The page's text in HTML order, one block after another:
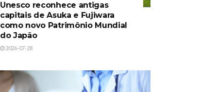
Unesco reconhece antigas
capitais de Asuka e Fujiwara
como novo Patrimônio Mundial
do Japão
2026-07-28